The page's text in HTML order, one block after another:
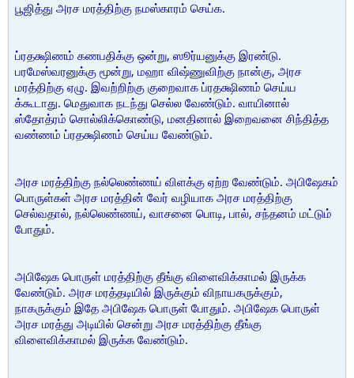
பூஜித்து அரச மரத்திற்கு நமஸ்காரம் செய்க.
ப்ரதக்ஷிணம் கணபதிக்கு ஒன்று, ஸூர்யனுக்கு இரண்டு.
பரமேஸ்வரனுக்கு மூன்று, மஹா விஷ்ணுவிற்கு நான்கு, அரச
மரத்திற்கு ஏழு. இவற்றிற்கு குறைவாக ப்ரதக்ஷிணம் செய்ய
க்கூடாது. மெதுவாக நடந்து செல்ல வேண்டும். வாயினால்
ஸ்தோத்ரம் சொல்லிக்கொண்டு, மனதினால் இறைவனை சிந்தித்த
வண்ணம் ப்ரதக்ஷிணம் செய்ய வேண்டும்.
அரச மரத்திற்கு நல்லெண்ணய் விளக்கு ஏற்ற வேண்டும். அபிஷேகம்
பொருள்கள் அரச மரத்தின் வேர் வழியாக அரச மரத்திற்கு
செல்வதால், நல்லெண்ணய், வாசனை பொடி, பால், சந்தனம் மட்டும்
போதும்.
அபிஷேக பொருள் மரத்திற்கு தீங்கு விளைவிக்காமல் இருக்க
வேண்டும். அரச மரத்தடியில் இருக்கும் விநாயகருக்கும்,
நாகருக்கும் இதே அபிஷேக பொருள் போதும். அபிஷேக பொருள்
அரச மரத்து அடியில் சென்று அரச மரத்திற்கு தீங்கு
விளைவிக்காமல் இருக்க வேண்டும்.